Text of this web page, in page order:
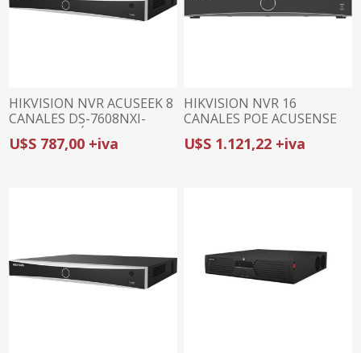
HIKVISION NVR ACUSEEK 8
CANALES DS-7608NXI-
I2/VPro | BÚSQUEDA POR
TEXTO LIBRE |
U$S 787,00 +iva
HIKVISION NVR 16
CANALES POE ACUSENSE
4K DS-7716NXI-K4/16P(D) |
SERIE K | 4 SATA
U$S 1.121,22 +iva